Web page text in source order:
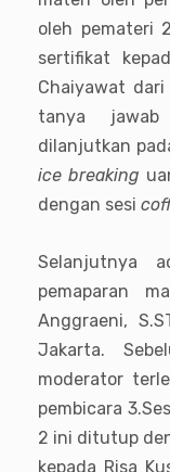
oleh pemateri
sertifikat
Chaiyawat dari
tanya jawab
dilanjutkan
ice breaking
dengan sesi
Selanjutnya
pemaparan
Anggraeni,
Jakarta.
moderator
pembicara
2 ini ditutup
kepada Risa